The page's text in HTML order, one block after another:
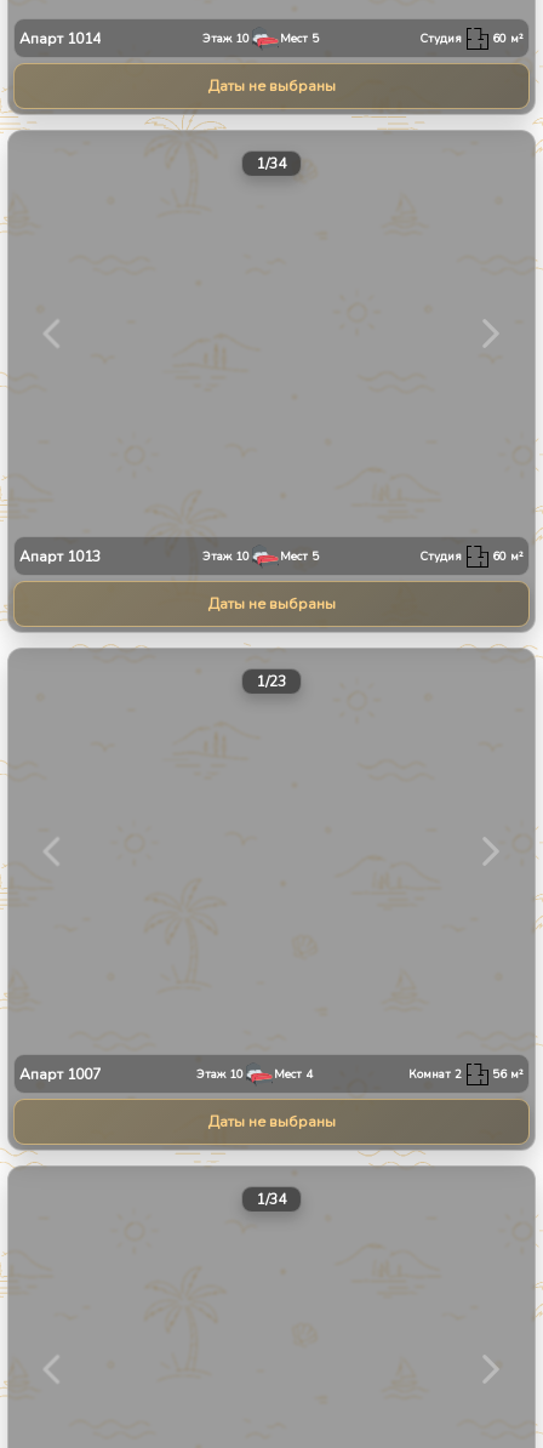
Апарт 1014 Этаж 10 Мест 5 Студия 60 м²
Даты не выбраны
1/34
Апарт 1013 Этаж 10 Мест 5 Студия 60 м²
Даты не выбраны
1/23
Апарт 1007 Этаж 10 Мест 4 Комнат2 56м²
Даты не выбраны
1/34